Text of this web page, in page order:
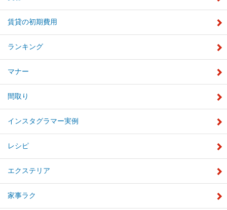
賃貸の初期費用
ランキング
マナー
間取り
インスタグラマー実例
レシピ
エクステリア
家事ラク